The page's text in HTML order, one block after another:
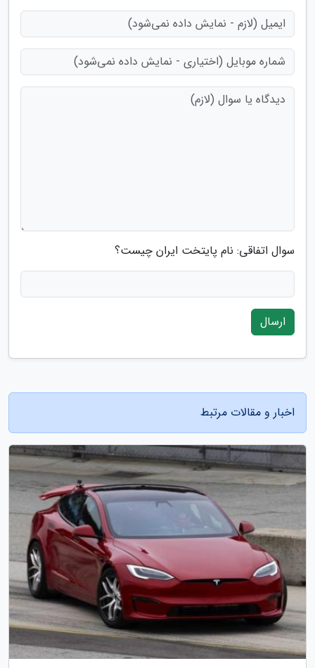
سوال اتفاقی: نام پایتخت ایران چیست؟
ارسال
اخبار و مقالات مرتبط